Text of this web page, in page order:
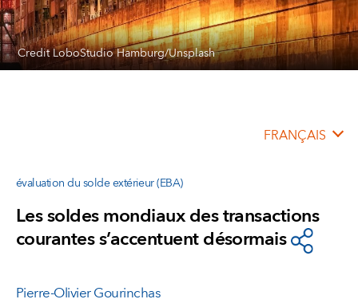
Credit LoboStudio Hamburg/Unsplash
FRANÇAIS
évaluation du solde extérieur (EBA)
Les soldes mondiaux des transactions
courantes s’accentuent désormais
Pierre-Olivier Gourinchas